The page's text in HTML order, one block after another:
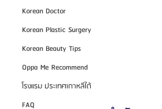
Korean Doctor
Korean Plastic Surgery
Korean Beauty Tips
Oppa Me Recommend
โรงแรม ประเทศเกาหลีใต้
FAQ